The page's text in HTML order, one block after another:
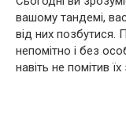
вашому тандемі,
від них позбутися.
непомітно і без
навіть не помітив